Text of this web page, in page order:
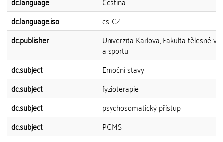
dc.language.iso
cs_CZ
dc.publisher
Univerzita Karlova, Fakulta tělesné
a sportu
dc.subject
Emoční stavy
dc.subject
fyzioterapie
dc.subject
psychosomatický přístup
dc.subject
POMS